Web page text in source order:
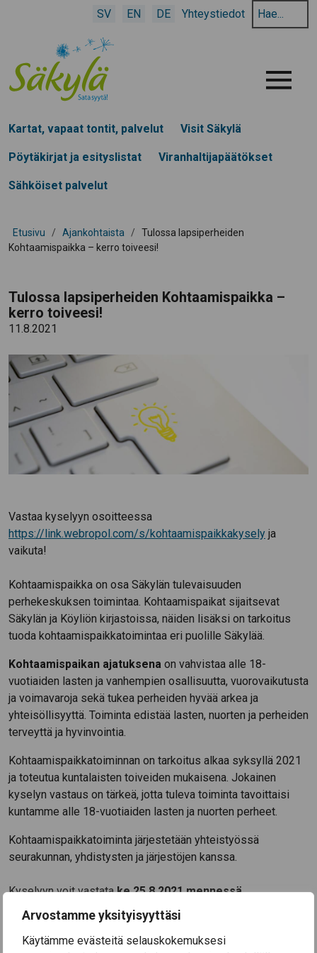
Arvostamme yksityisyyttäsi
Käytämme evästeitä selauskokemuksesi
SV EN DE Yhteystiedot
Hae
hakusanalla:
Menu
Kartat, vapaat tontit, palvelut Visit Säkylä
Pöytäkirjat ja esityslistat Viranhaltijapäätökset
Sähköiset palvelut
Etusivu / Ajankohtaista /
Tulossa lapsiperheiden
Kohtaamispaikka – kerro toiveesi!
Tulossa lapsiperheiden Kohtaamispaikka –
kerro toiveesi!
11.8.2021
Vastaa kyselyyn osoitteessa
https://link.webropol.com/s/kohtaamispaikkakysely ja
vaikuta!
Kohtaamispaikka on osa Säkylän tulevaisuuden
perhekeskuksen toimintaa. Kohtaamispaikat sijaitsevat
Säkylän ja Köyliön kirjastoissa, näiden lisäksi on tarkoitus
tuoda kohtaamispaikkatoimintaa eri puolille Säkylää.
Kohtaamispaikan ajatuksena on vahvistaa alle 18-
vuotiaiden lasten ja vanhempien osallisuutta, vuorovaikutusta
ja voimavaroja sekä tukea perheiden hyvää arkea ja
yhteisöllisyyttä. Toiminta edistää lasten, nuorten ja perheiden
terveyttä ja hyvinvointia.
Kohtaamispaikkatoiminnan on tarkoitus alkaa syksyllä 2021
ja toteutua kuntalaisten toiveiden mukaisena. Jokainen
kyselyn vastaus on tärkeä, jotta tuleva toiminta tavoittaisi
kuntamme alle 18-vuotiaiden lasten ja nuorten perheet.
Kohtaamispaikkatoiminta järjestetään yhteistyössä
seurakunnan, yhdistysten ja järjestöjen kanssa.
Kyselyyn voit vastatake 25.8.2021 mennessä.